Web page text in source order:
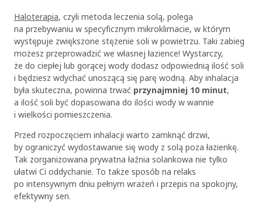
Haloterapia, czyli metoda leczenia solą, polega
na przebywaniu w specyficznym mikroklimacie, w którym
występuje zwiększone stężenie soli w powietrzu. Taki zabieg
możesz przeprowadzić we własnej łazience! Wystarczy,
że do ciepłej lub gorącej wody dodasz odpowiednią ilość soli
i będziesz wdychać unoszącą się parę wodną. Aby inhalacja
była skuteczna, powinna trwać przynajmniej 10 minut,
a ilość soli być dopasowana do ilości wody w wannie
i wielkości pomieszczenia.
Przed rozpoczęciem inhalacji warto zamknąć drzwi,
by ograniczyć wydostawanie się wody z solą poza łazienkę.
Tak zorganizowana prywatna łaźnia solankowa nie tylko
ułatwi Ci oddychanie. To także sposób na relaks
po intensywnym dniu pełnym wrażeń i przepis na spokojny,
efektywny sen.